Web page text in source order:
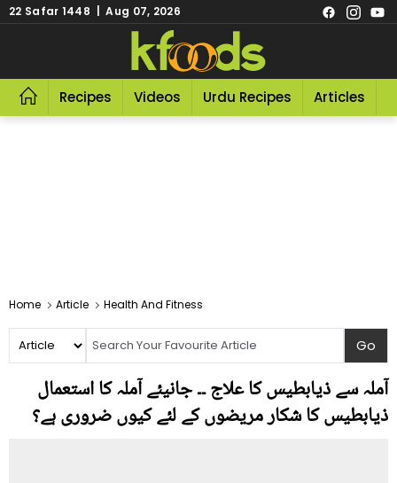
22 Safar 1448 | Aug 07, 2026
Recipes Videos Urdu Recipes Articles
Home Article Health And Fitness
آملہ سے ذیابطیس کا علاج ۔۔ جانیئے آملہ کا استعمال
ذیابطیس کا شکار مریضوں کے لئے کیوں ضروری ہے؟